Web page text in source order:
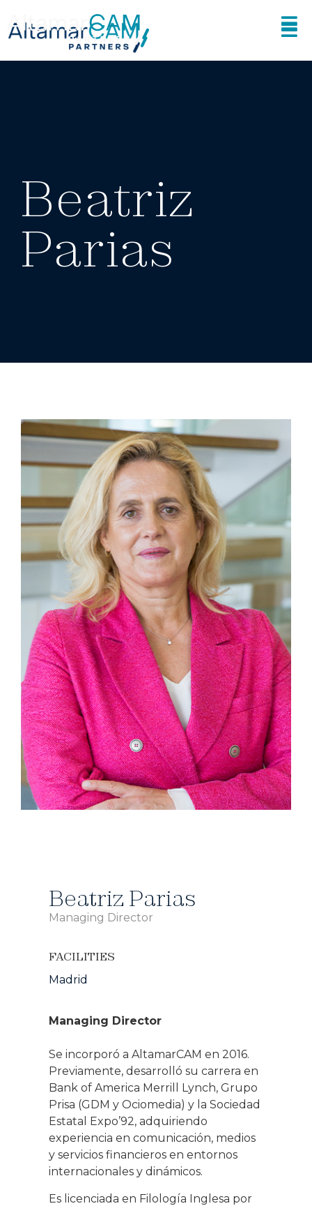
Beatriz
Parias
Beatriz Parias
Managing Director
FACILITIES
Madrid
Managing Director
Se incorporó a AltamarCAM en 2016.
Previamente, desarrolló su carrera en
Bank of America Merrill Lynch, Grupo
Prisa (GDM y Ociomedia) y la Sociedad
Estatal Expo’92, adquiriendo
experiencia en comunicación, medios
y servicios financieros en entornos
internacionales y dinámicos.
Es licenciada en Filología Inglesa por